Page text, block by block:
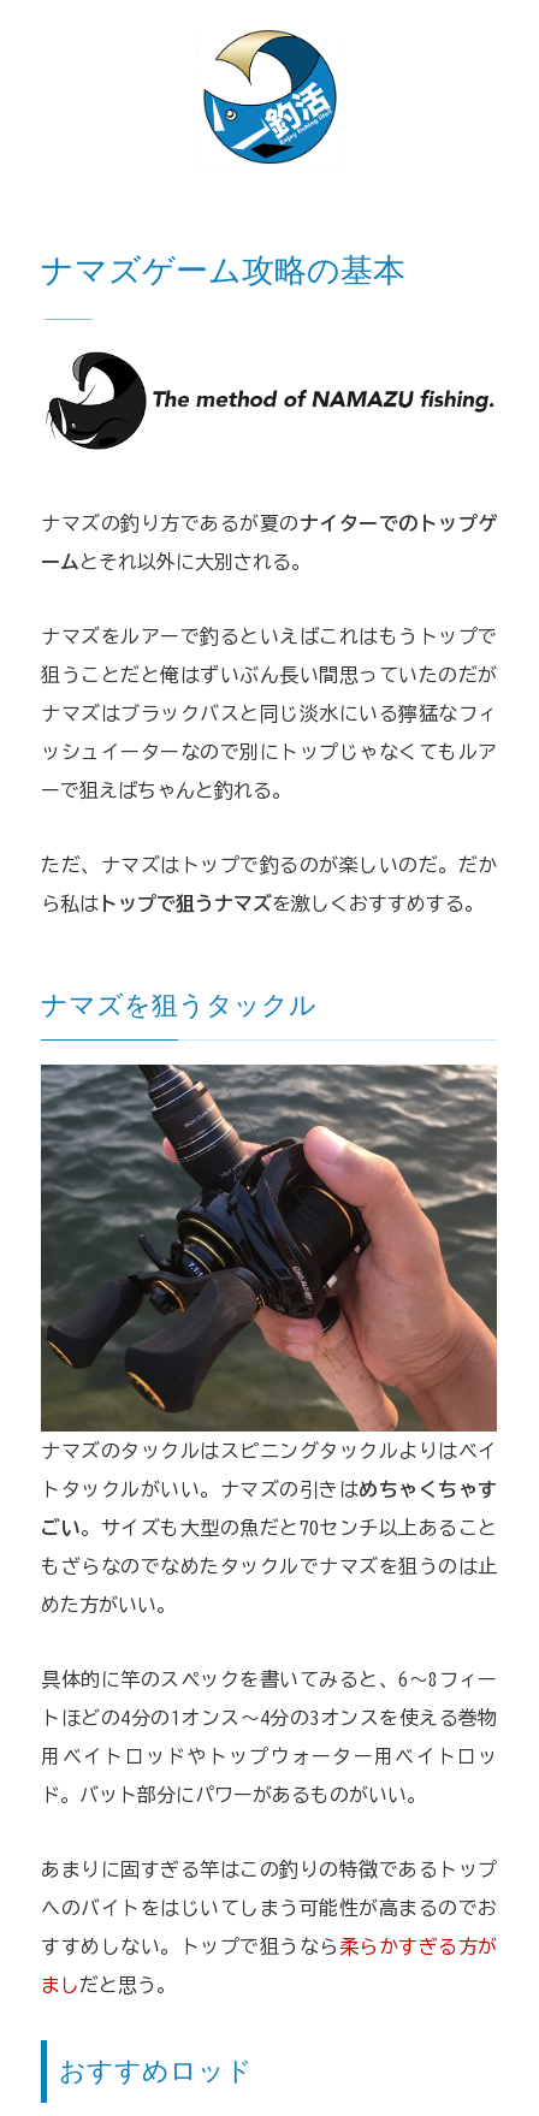
ナマズゲーム攻略の基本
ナマズの釣り方であるが夏のナイターでのトップゲ
ームとそれ以外に大別される。
ナマズをルアーで釣るといえばこれはもうトップで
狙うことだと俺はずいぶん長い間思っていたのだが
ナマズはブラックバスと同じ淡水にいる獰猛なフィ
ッシュイーターなので別にトップじゃなくてもルア
ーで狙えばちゃんと釣れる。
ただ、ナマズはトップで釣るのが楽しいのだ。だか
ら私は トップで狙うナマズを激しくおすすめする。
ナマズを狙うタックル
ナマズのタックルはスピニングタックルよりはベイ
トタックルがいい。ナマズの引きはめちゃくちゃす
ごい。サイズも大型の魚だと70センチ以上あること
もざらなのでなめたタックルでナマズを狙うのは止
めた方がいい。
具体的に竿のスペックを書いてみると、6～8フィー
トほどの4分の1オンス～4分の3オンスを使える巻物
用ベイトロッドやトップウォーター用ベイトロッ
ド。バット部分にパワーがあるものがいい。
あまりに固すぎる竿はこの釣りの特徴であるトップ
へのバイトをはじいてしまう可能性が高まるのでお
すすめしない。トップで狙うなら柔らかすぎる方が
ましだと思う。
おすすめロッド